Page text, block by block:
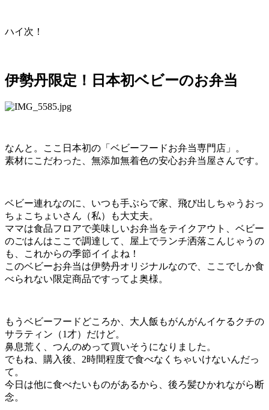
ハイ次！
伊勢丹限定！日本初ベビーのお弁当
なんと。ここ日本初の「ベビーフードお弁当専門店」。
素材にこだわった、無添加無着色の安心お弁当屋さんです。
ベビー連れなのに、いつも手ぶらで家、飛び出しちゃうおっ
ちょこちょいさん（私）も大丈夫。
ママは食品フロアで美味しいお弁当をテイクアウト、ベビー
のごはんはここで調達して、屋上でランチ洒落こんじゃうの
も、これからの季節イイよね！
このベビーお弁当は伊勢丹オリジナルなので、ここでしか食
べられない限定商品ですってよ奥様。
もうベビーフードどころか、大人飯もがんがんイケるクチの
サラティン（1才）だけど。
鼻息荒く、つんのめって買いそうになりました。
でもね、購入後、2時間程度で食べなくちゃいけないんだっ
て。
今日は他に食べたいものがあるから、後ろ髪ひかれながら断
念。